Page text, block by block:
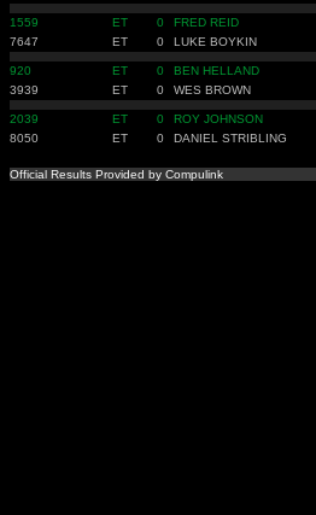
1559 ET 0 FRED REID
7647
ET 0 LUKE BOYKIN
920 ET 0 BEN HELLAND
3939
ET 0 WES BROWN
2039 ET 0 ROY JOHNSON
8050
ET 0 DANIEL STRIBLING
Official Results Provided by Compulink